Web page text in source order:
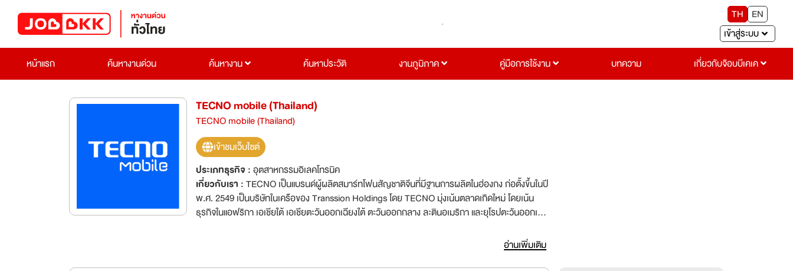
TH
EN
เข้าสู่ระบบ
หน้าแรก
ค้นหางานด่วน ค้นหางาน ค้นหาประวัติ งานภูมิภาค คู่มือการใช้งาน บทความ เกี่ยวกับจ๊อบบีเคเค
TECNO mobile (Thailand)
TECNO mobile (Thailand)
เข้าชมเว็บไซต์
ประเภทธุรกิจ :อุตสาหกรรมอิเลคโทรนิค
เกี่ยวกับเรา :TECNO เป็นแบรนด์ผู้ผลิตสมาร์ทโฟนสัญชาติจีนที่มีฐานการผลิตในฮ่องกง ก่อตั้งขึ้นในปี
พ.ศ. 2549 เป็นบริษัทในเครือของ Transsion Holdings โดย TECNO มุ่งเน้นตลาดเกิดใหม่ โดยเน้น
ธุรกิจในแอฟริกา เอเชียใต้ เอเชียตะวันออกเฉียงใต้ ตะวันออกกลาง ละตินอเมริกา และยุโรปตะวันออกเป็น
อ่านเพิ่มเติม